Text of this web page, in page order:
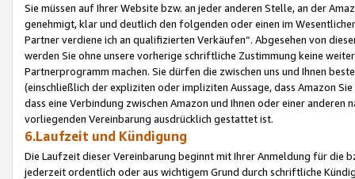
Sie müssen auf Ihrer Website bzw. an jeder anderen Stelle, an der
genehmigt, klar und deutlich den folgenden oder einen im
Partner verdiene ich an qualifizierten Verkäufen“. Abgesehen von
werden Sie ohne unsere vorherige schriftliche Zustimmung keine
Partnerprogramm machen. Sie dürfen die zwischen uns und Ihnen
(einschließlich der expliziten oder impliziten Aussage, dass Amazon
dass eine Verbindung zwischen Amazon und Ihnen oder einer
vorliegenden Vereinbarung ausdrücklich gestattet ist.
6.Laufzeit und Kündigung
Die Laufzeit dieser Vereinbarung beginnt mit Ihrer Anmeldung für die
jederzeit ordentlich oder aus wichtigem Grund durch schriftliche